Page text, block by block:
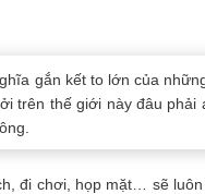
gắn kết to lớn của
trên thế giới này đâu phải
đi chơi, họp mặt… sẽ